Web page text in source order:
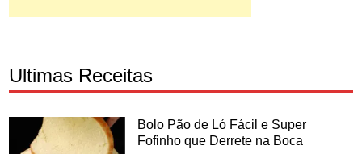
Ultimas Receitas
Bolo Pão de Ló Fácil e Super
Fofinho que Derrete na Boca